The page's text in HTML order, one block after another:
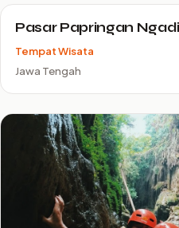
Pasar Papringan
Tempat Wisata
Jawa Tengah